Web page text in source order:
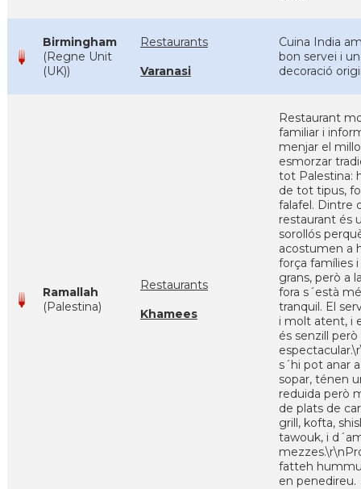
Birmingham
(Regne Unit
(UK))
Restaurants
Varanasi
Cuina India
bon servei i
decoració
Ramallah
(Palestina)
Restaurants
Khamees
Restaurant
familiar i
menjar el
esmorzar
tot Palestina:
de tot tipus,
falafel. Dintre
restaurant és
sorollós
acostumen a
força famílies
grans, però a
fora s´està
tranquil. El
i molt atent, i
és senzill però
s´hi pot anar
sopar, ténen
reduida però
de plats de
grill, kofta,
tawouk, i
fatteh
en penedireu.